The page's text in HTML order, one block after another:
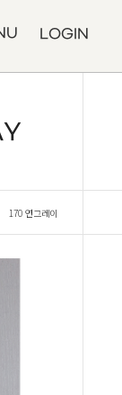
LOGIN
연그레이